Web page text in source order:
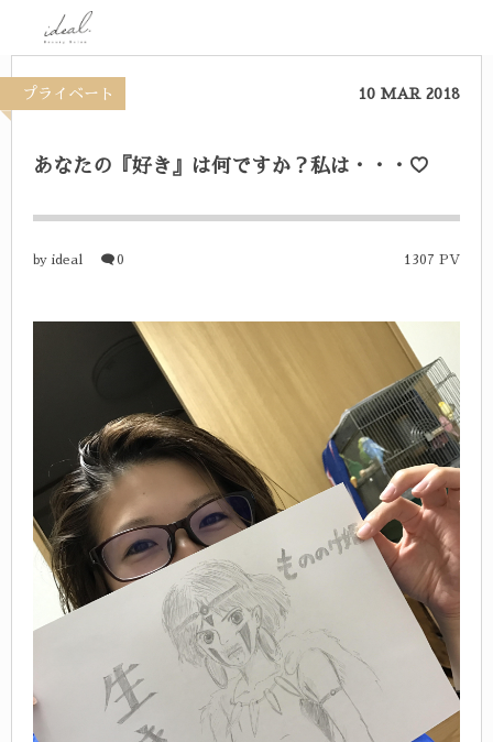
プライベート 10 MAR 2018
あなたの『好き』は何ですか？私は・・・♡
by ideal 0 1307 PV